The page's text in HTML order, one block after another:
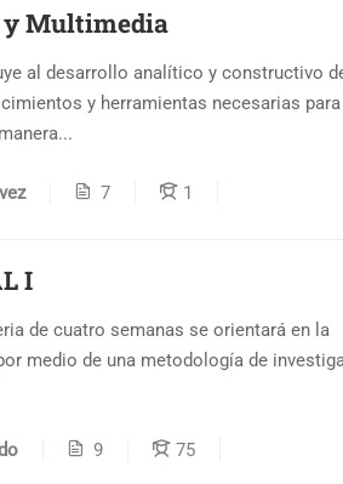
y Multimedia
al desarrollo analítico y constructivo
y herramientas necesarias para
7 1
I
de cuatro semanas se orientará en la
medio de una metodología de
9 75